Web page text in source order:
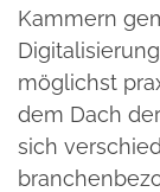
Kammern
möglichst
dem Dach
sich